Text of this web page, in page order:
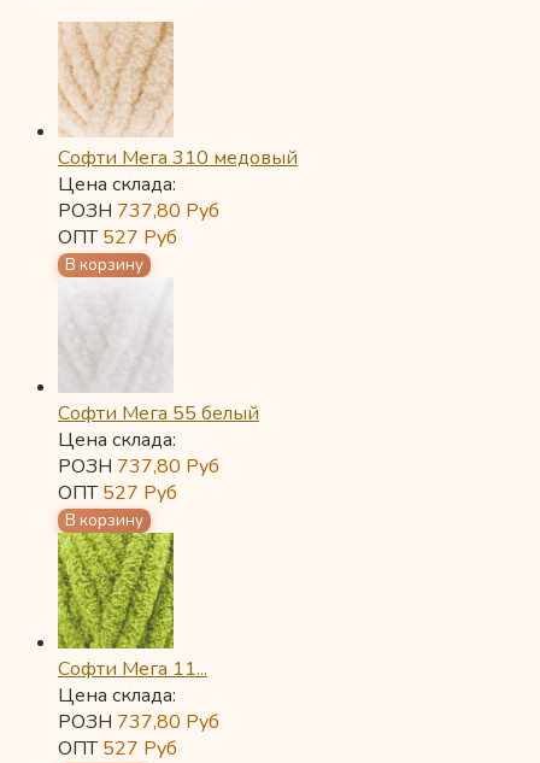
Софти Мега 310 медовый
Цена склада:
РОЗН 737,80 Руб
ОПТ527 Руб
Софти Мега 55 белый
Цена склада:
РОЗН 737,80 Руб
ОПТ527 Руб
Софти Мега 11...
Цена склада:
РОЗН 737,80 Руб
ОПТ527 Руб